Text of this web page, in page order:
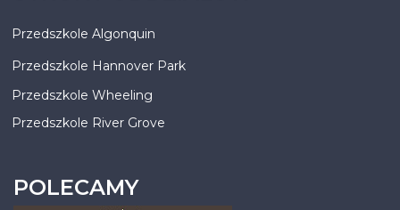
Przedszkole Algonquin
Przedszkole Hannover Park
Przedszkole Wheeling
Przedszkole River Grove
POLECAMY